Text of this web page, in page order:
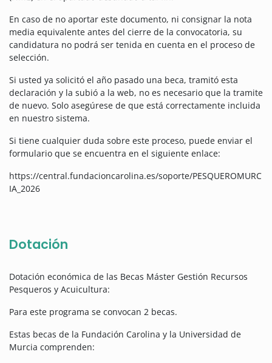
En caso de no aportar este documento, ni consignar la nota
media equivalente antes del cierre de la convocatoria, su
candidatura no podrá ser tenida en cuenta en el proceso de
selección.
Si usted ya solicitó el año pasado una beca, tramitó esta
declaración y la subió a la web, no es necesario que la tramite
de nuevo. Solo asegúrese de que está correctamente incluida
en nuestro sistema.
Si tiene cualquier duda sobre este proceso, puede enviar el
formulario que se encuentra en el siguiente enlace:
https://central.fundacioncarolina.es/soporte/PESQUEROMURC
IA_2026
Dotación
Dotación económica de las Becas Máster Gestión Recursos
Pesqueros y Acuicultura:
Para este programa se convocan 2 becas.
Estas becas de la Fundación Carolina y la Universidad de
Murcia comprenden: